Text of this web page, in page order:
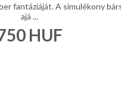
fantáziáját. A simulékony
ajá ...
HUF